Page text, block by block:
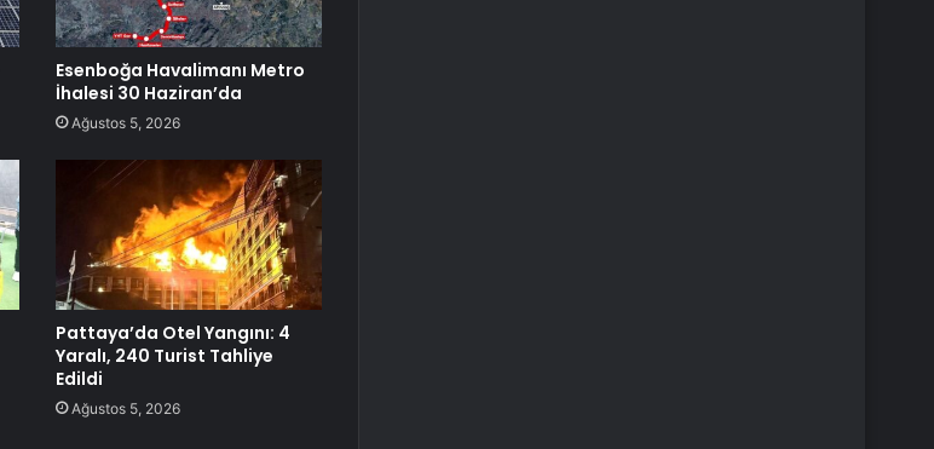
Esenboğa Havalimanı Metro
İhalesi 30 Haziran’da
Ağustos 5, 2026
Pattaya’da Otel Yangını: 4
Yaralı, 240 Turist Tahliye
Edildi
Ağustos 5, 2026